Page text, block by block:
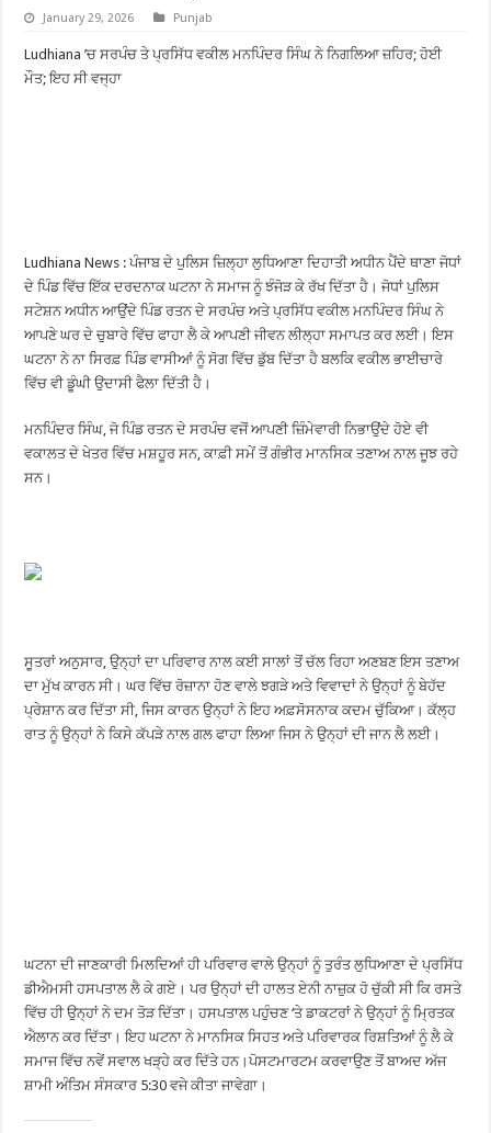
January 29, 2026 Punjab
Ludhiana ’ਚ ਸਰਪੰਚ ਤੇ ਪ੍ਰਸਿੱਧ ਵਕੀਲ ਮਨਪਿੰਦਰ ਸਿੰਘ ਨੇ ਨਿਗਲਿਆ ਜ਼ਹਿਰ; ਹੋਈ
ਮੌਤ; ਇਹ ਸੀ ਵਜ੍ਹਾ
Ludhiana News : ਪੰਜਾਬ ਦੇ ਪੁਲਿਸ ਜ਼ਿਲ੍ਹਾ ਲੁਧਿਆਣਾ ਦਿਹਾਤੀ ਅਧੀਨ ਪੈਂਦੇ ਥਾਣਾ ਜੋਧਾਂ
ਦੇ ਪਿੰਡ ਵਿੱਚ ਇੱਕ ਦਰਦਨਾਕ ਘਟਨਾ ਨੇ ਸਮਾਜ ਨੂੰ ਝੰਜੋੜ ਕੇ ਰੱਖ ਦਿੱਤਾ ਹੈ। ਜੋਧਾਂ ਪੁਲਿਸ
ਸਟੇਸ਼ਨ ਅਧੀਨ ਆਉਂਦੇ ਪਿੰਡ ਰਤਨ ਦੇ ਸਰਪੰਚ ਅਤੇ ਪ੍ਰਸਿੱਧ ਵਕੀਲ ਮਨਪਿੰਦਰ ਸਿੰਘ ਨੇ
ਆਪਣੇ ਘਰ ਦੇ ਚੁਬਾਰੇ ਵਿੱਚ ਫਾਹਾ ਲੈ ਕੇ ਆਪਣੀ ਜੀਵਨ ਲੀਲ੍ਹਾ ਸਮਾਪਤ ਕਰ ਲਈ। ਇਸ
ਘਟਨਾ ਨੇ ਨਾ ਸਿਰਫ਼ ਪਿੰਡ ਵਾਸੀਆਂ ਨੂੰ ਸੋਗ ਵਿੱਚ ਡੁੱਬ ਦਿੱਤਾ ਹੈ ਬਲਕਿ ਵਕੀਲ ਭਾਈਚਾਰੇ
ਵਿੱਚ ਵੀ ਡੂੰਘੀ ਉਦਾਸੀ ਫੈਲਾ ਦਿੱਤੀ ਹੈ।
ਮਨਪਿੰਦਰ ਸਿੰਘ, ਜੋ ਪਿੰਡ ਰਤਨ ਦੇ ਸਰਪੰਚ ਵਜੋਂ ਆਪਣੀ ਜ਼ਿੰਮੇਵਾਰੀ ਨਿਭਾਉਂਦੇ ਹੋਏ ਵੀ
ਵਕਾਲਤ ਦੇ ਖੇਤਰ ਵਿੱਚ ਮਸ਼ਹੂਰ ਸਨ, ਕਾਫ਼ੀ ਸਮੇਂ ਤੋਂ ਗੰਭੀਰ ਮਾਨਸਿਕ ਤਣਾਅ ਨਾਲ ਜੂਝ ਰਹੇ
ਸਨ।
ਸੂਤਰਾਂ ਅਨੁਸਾਰ, ਉਨ੍ਹਾਂ ਦਾ ਪਰਿਵਾਰ ਨਾਲ ਕਈ ਸਾਲਾਂ ਤੋਂ ਚੱਲ ਰਿਹਾ ਅਣਬਣ ਇਸ ਤਣਾਅ
ਦਾ ਮੁੱਖ ਕਾਰਨ ਸੀ। ਘਰ ਵਿੱਚ ਰੋਜ਼ਾਨਾ ਹੋਣ ਵਾਲੇ ਝਗੜੇ ਅਤੇ ਵਿਵਾਦਾਂ ਨੇ ਉਨ੍ਹਾਂ ਨੂੰ ਬੇਹੱਦ
ਪ੍ਰੇਸ਼ਾਨ ਕਰ ਦਿੱਤਾ ਸੀ, ਜਿਸ ਕਾਰਨ ਉਨ੍ਹਾਂ ਨੇ ਇਹ ਅਫ਼ਸੋਸਨਾਕ ਕਦਮ ਚੁੱਕਿਆ। ਕੱਲ੍ਹ
ਰਾਤ ਨੂੰ ਉਨ੍ਹਾਂ ਨੇ ਕਿਸੇ ਕੱਪੜੇ ਨਾਲ ਗਲ ਫਾਹਾ ਲਿਆ ਜਿਸ ਨੇ ਉਨ੍ਹਾਂ ਦੀ ਜਾਨ ਲੈ ਲਈ।
ਘਟਨਾ ਦੀ ਜਾਣਕਾਰੀ ਮਿਲਦਿਆਂ ਹੀ ਪਰਿਵਾਰ ਵਾਲੇ ਉਨ੍ਹਾਂ ਨੂੰ ਤੁਰੰਤ ਲੁਧਿਆਣਾ ਦੇ ਪ੍ਰਸਿੱਧ
ਡੀਐਮਸੀ ਹਸਪਤਾਲ ਲੈ ਕੇ ਗਏ। ਪਰ ਉਨ੍ਹਾਂ ਦੀ ਹਾਲਤ ਏਨੀ ਨਾਜ਼ੁਕ ਹੋ ਚੁੱਕੀ ਸੀ ਕਿ ਰਸਤੇ
ਵਿੱਚ ਹੀ ਉਨ੍ਹਾਂ ਨੇ ਦਮ ਤੋੜ ਦਿੱਤਾ। ਹਸਪਤਾਲ ਪਹੁੰਚਣ ‘ਤੇ ਡਾਕਟਰਾਂ ਨੇ ਉਨ੍ਹਾਂ ਨੂੰ ਮ੍ਰਿਤਕ
ਐਲਾਨ ਕਰ ਦਿੱਤਾ। ਇਹ ਘਟਨਾ ਨੇ ਮਾਨਸਿਕ ਸਿਹਤ ਅਤੇ ਪਰਿਵਾਰਕ ਰਿਸ਼ਤਿਆਂ ਨੂੰ ਲੈ ਕੇ
ਸਮਾਜ ਵਿੱਚ ਨਵੇਂ ਸਵਾਲ ਖੜ੍ਹੇ ਕਰ ਦਿੱਤੇ ਹਨ।ਪੋਸਟਮਾਰਟਮ ਕਰਵਾਉਣ ਤੋਂ ਬਾਅਦ ਅੱਜ
ਸ਼ਾਮੀ ਅੰਤਿਮ ਸੰਸਕਾਰ 5:30 ਵਜੇ ਕੀਤਾ ਜਾਵੇਗਾ।‌